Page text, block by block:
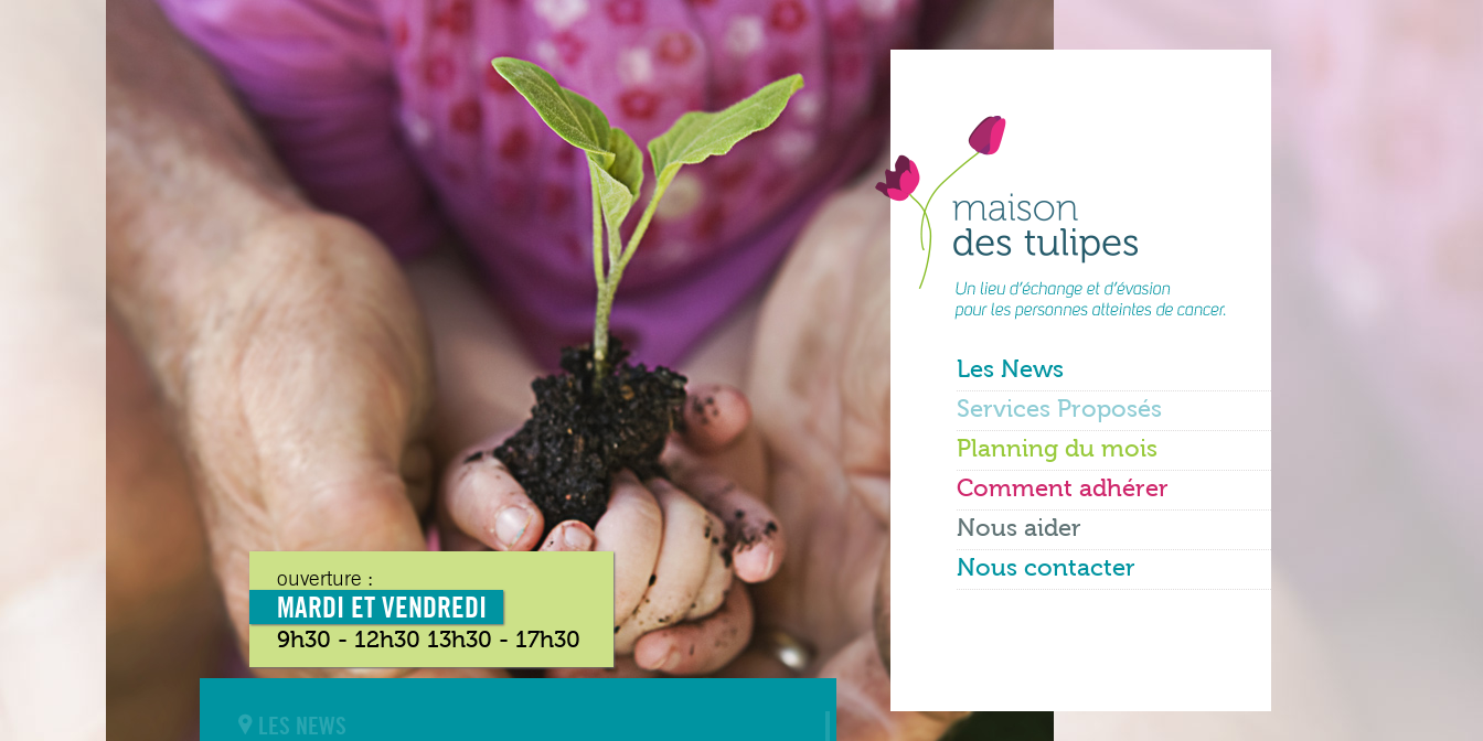
Les News
Services Proposés
Planning du mois
Comment adhérer
Nous aider
Nous contacter
ouverture :
MARDI ET VENDREDI
9h30 - 12h30 13h30 - 17h30
LES NEWS